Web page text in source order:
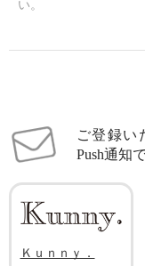
い。
ご登録い
Push通知
Ｋｕｎｎｙ．